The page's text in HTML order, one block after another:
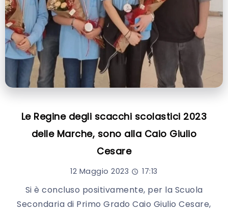
Le Regine degli scacchi scolastici 2023
delle Marche, sono alla Caio Giulio
Cesare
12 Maggio 2023 17:13
Si è concluso positivamente, per la Scuola
Secondaria di Primo Grado Caio Giulio Cesare,